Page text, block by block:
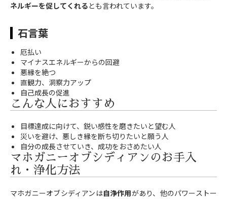
ネルギーを促してくれるとも言われています。
石言葉
厄払い
マイナスエネルギーからの回避
悪縁を絶つ
直観力、洞察力アップ
自己成長の促進
こんな人におすすめ
目標達成に向けて、鋭い感性を磨きたいと望む人
災いを避け、悪しき縁を断ち切りたいと願う人
自分の成長させていき、成功をおさめたい人
マホガニーオブシディアンのお手入
れ・浄化方法
マホガニーオブシディアンは自浄作用があり、他のパワーストー